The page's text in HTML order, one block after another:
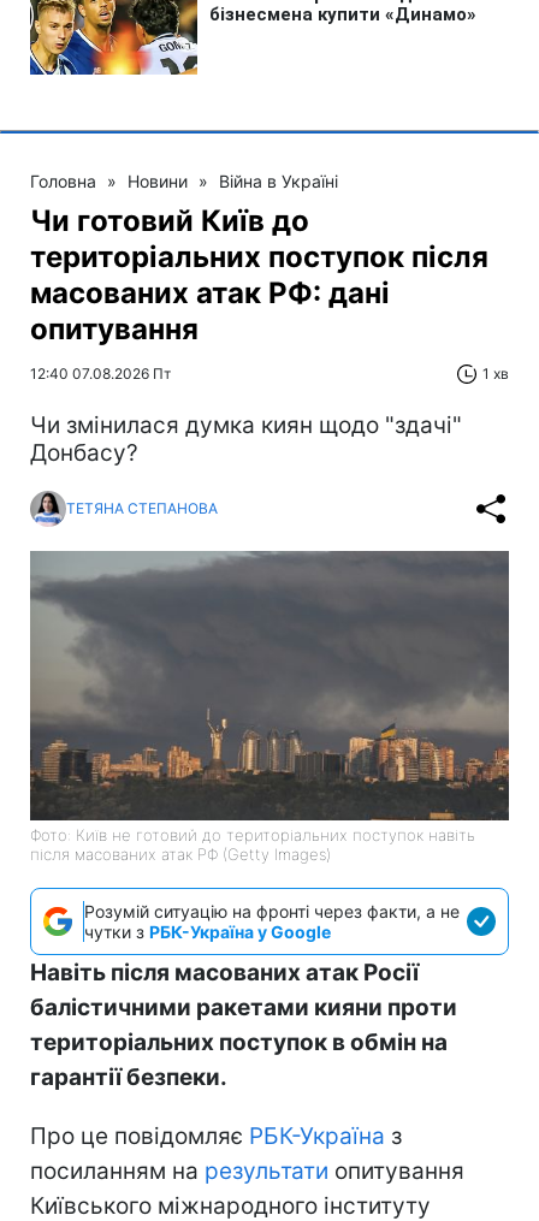
Головна » Новини » Війна в Україні
Чи готовий Київ до
територіальних поступок після
масованих атак РФ: дані
опитування
12:40 07.08.2026 Пт 1 хв
Чи змінилася думка киян щодо "здачі"
Донбасу?
ТЕТЯНА СТЕПАНОВА
Фото: Київ не готовий до територіальних поступок навіть
після масованих атак РФ (Getty Images)
Розумій ситуацію на фронті через факти, а не
чутки з РБК-Україна у Google
Навіть після масованих атак Росії
балістичними ракетами кияни проти
територіальних поступок в обмін на
гарантії безпеки.
Про це повідомляє РБК-Україна з
посиланням на результати опитування
Київського міжнародного інституту